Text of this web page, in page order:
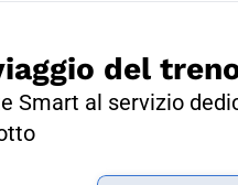
del
Smart al servizio